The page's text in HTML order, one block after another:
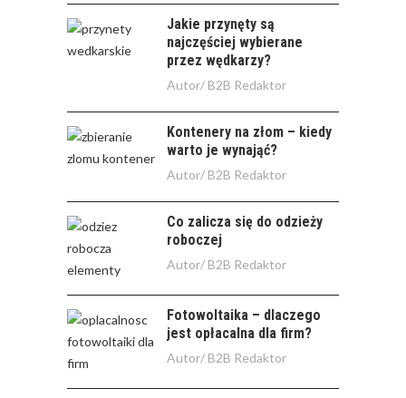
Jakie przynęty są
najczęściej wybierane
przez wędkarzy?
Autor/ B2B Redaktor
Kontenery na złom – kiedy
warto je wynająć?
Autor/ B2B Redaktor
Co zalicza się do odzieży
roboczej
Autor/ B2B Redaktor
Fotowoltaika – dlaczego
jest opłacalna dla firm?
Autor/ B2B Redaktor